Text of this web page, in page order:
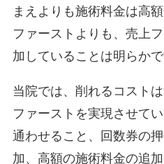
まえよりも施術料金は高
ファーストよりも、売上
加していることは明らかで
当院では、削れるコスト
ファーストを実現させて
通わせること、回数券の
加、高額の施術料金の追